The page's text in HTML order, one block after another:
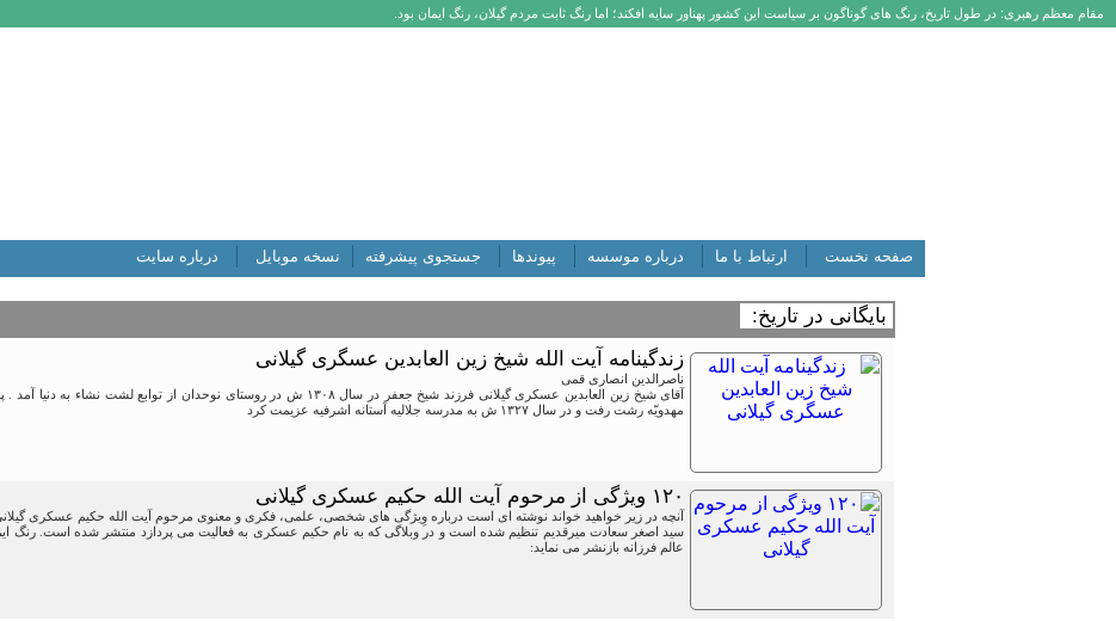
مقام معظم رهبری: در طول تاریخ، رنگ های گوناگون بر سیاست این کشور پهناور سایه افکند؛ اما رنگ ثابت مردم گیلان، رنگ ایمان بود.
صفحه نخست ارتباط با ما درباره موسسه پیوندها جستجوی پیشرفته نسخه موبایل درباره سایت
بایگانی در تاریخ:
زندگینامه آیت الله شیخ زین العابدین عسگری گیلانی
ناصرالدین انصاری قمی
آقای شیخ زین العابدین عسکری گیلانی فرزند شیخ جعفر در سال ۱۳۰۸ ش در روستای
مهدویّه رشت رفت و در سال ۱۳۲۷ ش به مدرسه جلالیه آستانه اشرفیه عزیمت کرد
۱۲۰ ویژگی از مرحوم آیت الله حکیم عسکری گیلانی
آنچه در زیر خواهید خواند نوشته ای است درباره وِیژگی های شخصی، علمی، فکری و معنوی مرحوم آیت الله حکیم عسکری
سید اصغر سعادت میرقدیم تنظیم شده است و در وبلاگی که به نام حکیم عسکری به فعالیت می پردازد منتشر شده است. رنگ
عالم فرزانه بازنشر می نماید: